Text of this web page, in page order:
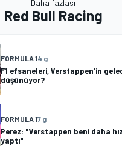
Daha fazlası
Red Bull Racing
FORMULA 14 g
F1 efsaneleri, Verstappen'in
düşünüyor?
FORMULA 17 g
Perez: "Verstappen beni daha
yaptı"